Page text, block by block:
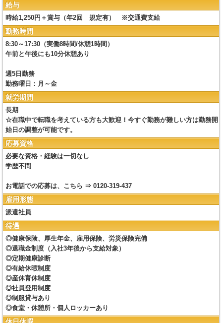
給与
時給1,250円＋賞与（年2回 規定有） ※交通費支給
勤務時間
8:30～17:30（実働8時間/休憩1時間）
午前と午後にも10分休憩あり
週5日勤務
勤務曜日：月～金
就労期間
長期
☆在職中で転職を考えている方も大歓迎！今すぐ勤務が難しい方は勤務開
始日の調整が可能です。
応募資格
必要な資格・経験は一切なし
学歴不問
お電話での応募は、こちら ⇒ 0120-319-437
雇用形態
派遣社員
待遇
◎健康保険、厚生年金、雇用保険、労災保険完備
◎退職金制度（入社3年後から支給対象）
◎定期健康診断
◎有給休暇制度
◎産休育休制度
◎社員登用制度
◎制服貸与あり
◎食堂・休憩所・個人ロッカーあり